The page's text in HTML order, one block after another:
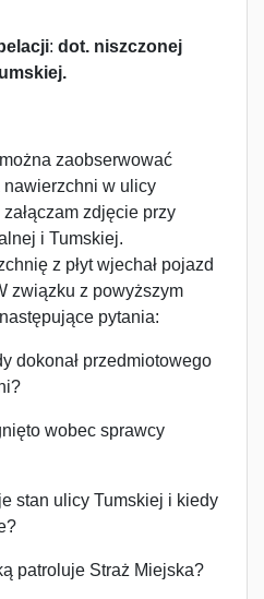
: dot. niszczonej
zaobserwować
w ulicy
zdjęcie przy
i Tumskiej.
z płyt wjechał pojazd
związku z powyższym
pytania:
dokonał przedmiotowego
wobec sprawcy
stan ulicy Tumskiej i kiedy
patroluje Straż Miejska?